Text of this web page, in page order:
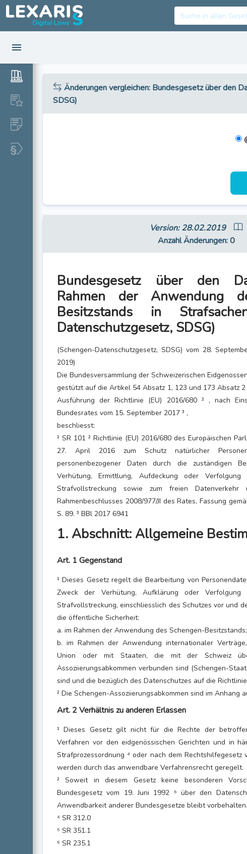
Änderungen vergleichen: Bundesgesetz über den
SDSG)
Version: 28.02.2019
Anzahl Änderungen: 0
Bundesgesetz über den
Rahmen der Anwendung
Besitzstands in
Datenschutzgesetz, SDSG)
(Schengen-Datenschutzgesetz, SDSG) vom 28.
2019)
Die Bundesversammlung der Schweizerischen
gestützt auf die Artikel 54 Absatz 1, 123 und 173 Absatz
Ausführung der Richtlinie (EU) 2016/680 ² , nach
Bundesrates vom 15. September 2017 ³ ,
beschliesst:
¹ SR 101 ² Richtlinie (EU) 2016/680 des Europäischen
27. April 2016 zum Schutz natürlicher
personenbezogener Daten durch die zuständigen
Verhütung, Ermittlung, Aufdeckung oder
Strafvollstreckung sowie zum freien
Rahmenbeschlusses 2008/977/JI des Rates, Fassung
S. 89. ³ BBl 2017 6941
1. Abschnitt: Allgemeine
Art. 1 Gegenstand
¹ Dieses Gesetz regelt die Bearbeitung von
Zweck der Verhütung, Aufklärung oder
Strafvollstreckung, einschliesslich des Schutzes vor und
die öffentliche Sicherheit:
a. im Rahmen der Anwendung des Schengen-Besitzstands;
b. im Rahmen der Anwendung internationaler
Union oder mit Staaten, die mit der Schweiz
Assoziierungsabkommen verbunden sind (Schengen-
sind und die bezüglich des Datenschutzes auf die
² Die Schengen-Assoziierungsabkommen sind im Anhang
Art. 2 Verhältnis zu anderen Erlassen
¹ Dieses Gesetz gilt nicht für die Rechte der
Verfahren vor den eidgenössischen Gerichten und in
Strafprozessordnung ⁴ oder nach dem Rechtshilfegesetz
werden durch das anwendbare Verfahrensrecht geregelt.
² Soweit in diesem Gesetz keine besonderen
Bundesgesetz vom 19. Juni 1992 ⁶ über den
Anwendbarkeit anderer Bundesgesetze bleibt vorbehalten.
⁴ SR 312.0
⁵ SR 351.1
⁶ SR 235.1